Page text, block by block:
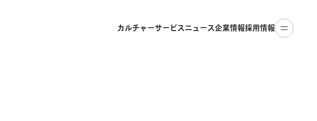
カルチャーサービスニュース企業情報採用情報